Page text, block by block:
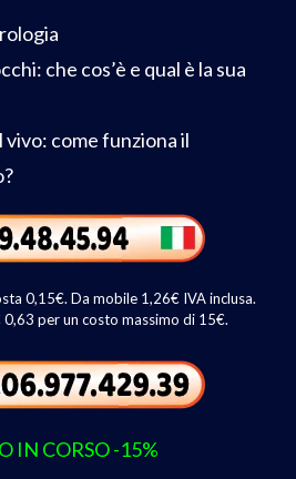
at
s
p
p
ai
l
gr
m
che cos’è e qual è la sua
vivo: come funziona il
0,15€. Da mobile 1,26€ IVA inclusa.
per un costo massimo di 15€.
IN CORSO -15%